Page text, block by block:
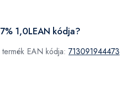
1,0LEAN kódja?
EAN kódja: 713091944473